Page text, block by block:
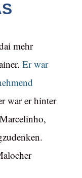
mehr
Er war
war er hinter